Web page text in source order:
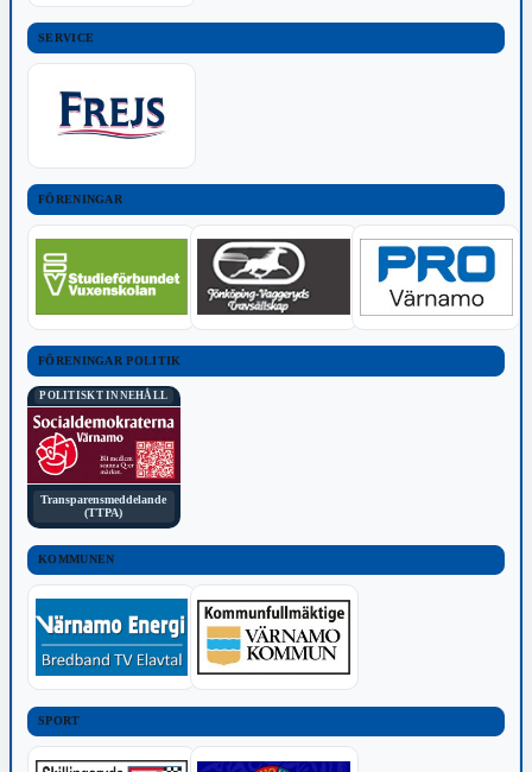
SERVICE
FÖRENINGAR
FÖRENINGAR POLITIK
POLITISKT INNEHÅLL
Transparensmeddelande
(TTPA)
KOMMUNEN
SPORT